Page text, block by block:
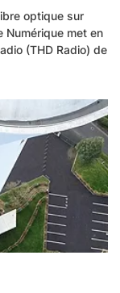
optique sur
Numérique met en
(THD Radio) de